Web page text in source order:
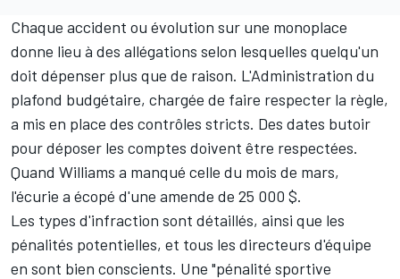
Chaque accident ou évolution sur une monoplace
donne lieu à des allégations selon lesquelles quelqu'un
doit dépenser plus que de raison. L'Administration du
plafond budgétaire, chargée de faire respecter la règle,
a mis en place des contrôles stricts. Des dates butoir
pour déposer les comptes doivent être respectées.
Quand Williams a manqué celle du mois de mars,
l'écurie a écopé d'une amende de 25 000 $.
Les types d'infraction sont détaillés, ainsi que les
pénalités potentielles, et tous les directeurs d'équipe
en sont bien conscients. Une "pénalité sportive